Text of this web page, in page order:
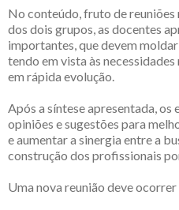
No conteúdo, fruto de
dos dois grupos, as docentes
importantes, que devem
tendo em vista às
em rápida evolução.
Após a síntese apresentada, os
opiniões e sugestões para
e aumentar a sinergia entre a
construção dos profissionais
Uma nova reunião deve